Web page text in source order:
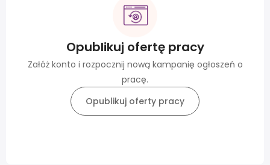
Opublikuj ofertę pracy
Załóż konto i rozpocznij nową kampanię ogłoszeń o
pracę.
Opublikuj oferty pracy